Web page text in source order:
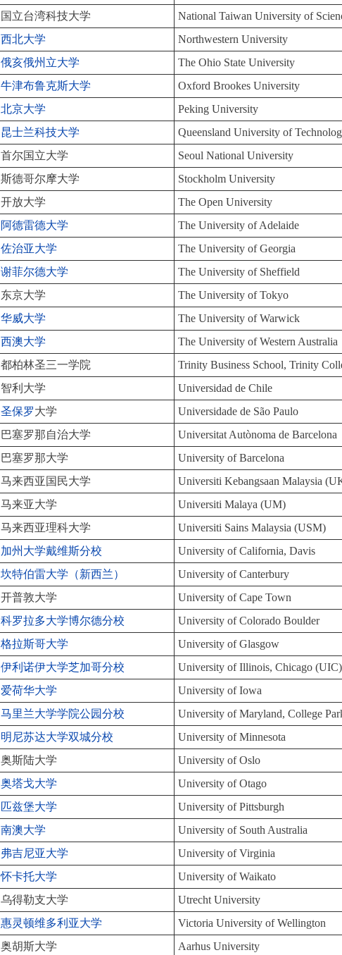
国立台湾科技大学 National Taiwan University of
西北大学 Northwestern University
俄亥俄州立大学 The Ohio State University
牛津布鲁克斯大学 Oxford Brookes University
北京大学 Peking University
昆士兰科技大学 Queensland University of
首尔国立大学 Seoul National University
斯德哥尔摩大学 Stockholm University
开放大学 The Open University
阿德雷德大学 The University of Adelaide
佐治亚大学 The University of Georgia
谢菲尔德大学 The University of Sheffield
东京大学 The University of Tokyo
华威大学 The University of Warwick
西澳大学 The University of Western Australia
都柏林圣三一学院 Trinity Business School, Trinity
智利大学 Universidad de Chile
圣保罗大学 Universidade de São Paulo
巴塞罗那自治大学 Universitat Autònoma de Barcelona
巴塞罗那大学 University of Barcelona
马来西亚国民大学 Universiti Kebangsaan Malaysia
马来亚大学 Universiti Malaya (UM)
马来西亚理科大学 Universiti Sains Malaysia (USM)
加州大学戴维斯分校 University of California, Davis
坎特伯雷大学（新西兰） University of Canterbury
开普敦大学 University of Cape Town
科罗拉多大学博尔德分校 University of Colorado Boulder
格拉斯哥大学 University of Glasgow
伊利诺伊大学芝加哥分校 University of Illinois, Chicago (UIC)
爱荷华大学 University of Iowa
马里兰大学学院公园分校 University of Maryland, College
明尼苏达大学双城分校 University of Minnesota
奥斯陆大学 University of Oslo
奥塔戈大学 University of Otago
匹兹堡大学 University of Pittsburgh
南澳大学 University of South Australia
弗吉尼亚大学 University of Virginia
怀卡托大学 University of Waikato
乌得勒支大学 Utrecht University
惠灵顿维多利亚大学 Victoria University of Wellington
奥胡斯大学 Aarhus University